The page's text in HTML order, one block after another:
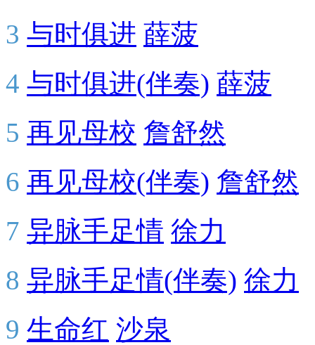
3 与时俱进 薛菠
4 与时俱进(伴奏) 薛菠
5 再见母校 詹舒然
6 再见母校(伴奏) 詹舒然
7 异脉手足情 徐力
8 异脉手足情(伴奏) 徐力
9 生命红 沙泉